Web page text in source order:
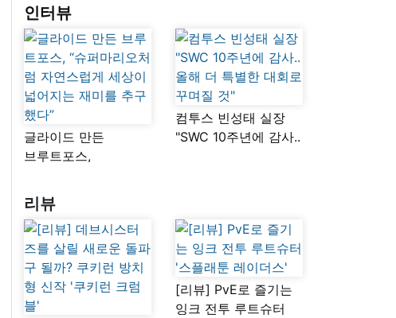
인터뷰
글라이드 만든
브루트포스,
자연스럽게 세상이
넓어지는 재미를
추구했다”
컴투스 빈성태 실장
"SWC 10주년에 감사..
리뷰
[리뷰] PvE로 즐기는
잉크 전투 루트슈터